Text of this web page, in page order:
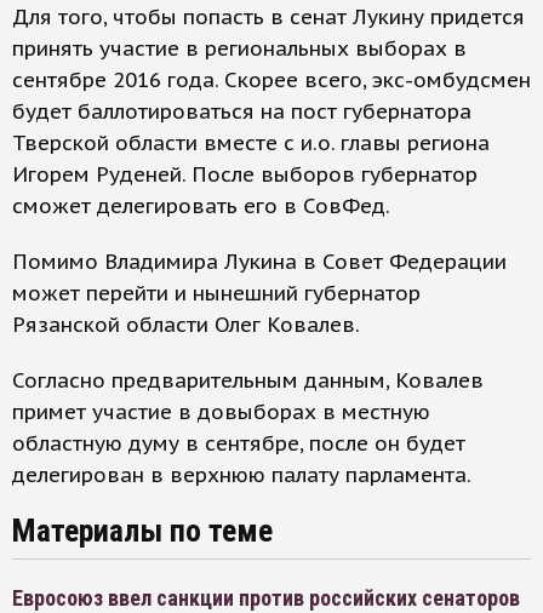
Для того, чтобы попасть в сенат Лукину придется
принять участие в региональных выборах в
сентябре 2016 года. Скорее всего, экс-омбудсмен
будет баллотироваться на пост губернатора
Тверской области вместе с и.о. главы региона
Игорем Руденей. После выборов губернатор
сможет делегировать его в СовФед.
Помимо Владимира Лукина в Совет Федерации
может перейти и нынешний губернатор
Рязанской области Олег Ковалев.
Согласно предварительным данным, Ковалев
примет участие в довыборах в местную
областную думу в сентябре, после он будет
делегирован в верхнюю палату парламента.
Материалы по теме
Евросоюз ввел санкции против российских сенаторов